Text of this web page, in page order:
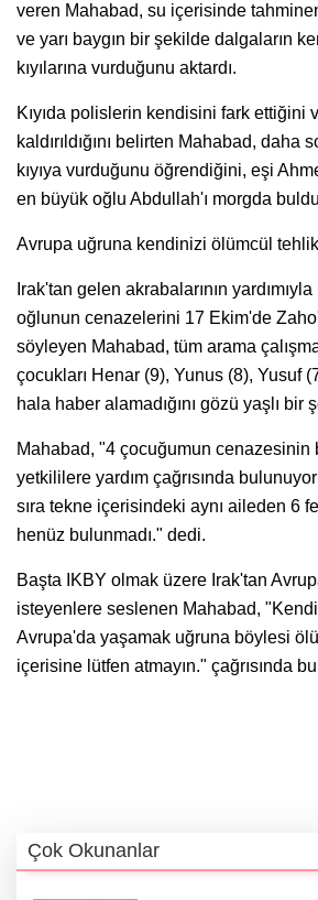
veren Mahabad, su içerisinde tahminen
ve yarı baygın bir şekilde dalgaların
kıyılarına vurduğunu aktardı.
Kıyıda polislerin kendisini fark ettiğini
kaldırıldığını belirten Mahabad, daha
kıyıya vurduğunu öğrendiğini, eşi
en büyük oğlu Abdullah'ı morgda
Avrupa uğruna kendinizi ölümcül
Irak'tan gelen akrabalarının
oğlunun cenazelerini 17 Ekim'de
söyleyen Mahabad, tüm arama
çocukları Henar (9), Yunus (8), Yusuf
hala haber alamadığını gözü yaşlı bir
Mahabad, "4 çocuğumun cenazesinin
yetkililere yardım çağrısında
sıra tekne içerisindeki aynı aileden 6
henüz bulunmadı." dedi.
Başta IKBY olmak üzere Irak'tan
isteyenlere seslenen Mahabad,
Avrupa'da yaşamak uğruna böylesi
içerisine lütfen atmayın." çağrısında
Çok Okunanlar